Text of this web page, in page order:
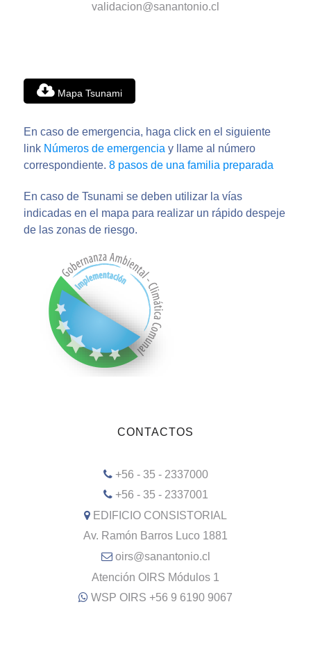
validacion@sanantonio.cl
Mapa Tsunami
En caso de emergencia, haga click en el siguiente
link Números de emergencia y llame al número
correspondiente. 8 pasos de una familia preparada
En caso de Tsunami se deben utilizar la vías
indicadas en el mapa para realizar un rápido despeje
de las zonas de riesgo.
CONTACTOS
+56 - 35 - 2337000
+56 - 35 - 2337001
EDIFICIO CONSISTORIAL
Av. Ramón Barros Luco 1881
oirs@sanantonio.cl
Atención OIRS Módulos 1
WSP OIRS +56 9 6190 9067